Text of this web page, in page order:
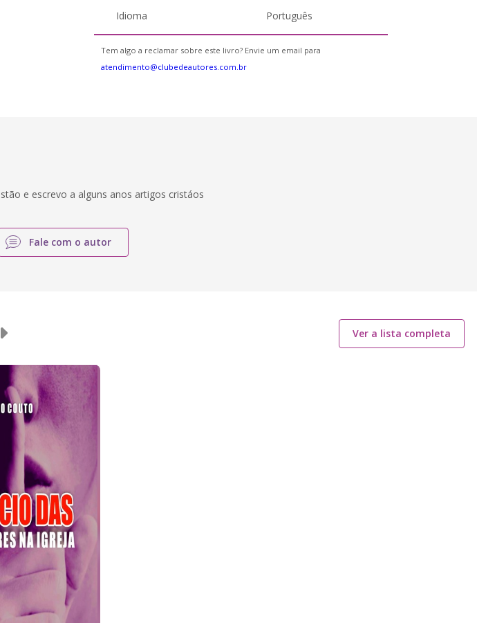
Idioma Português
Tem algo a reclamar sobre este livro? Envie um email para
atendimento@clubedeautores.com.br
e escrevo a alguns anos artigos cristáos
Fale com o autor
Ver a lista completa